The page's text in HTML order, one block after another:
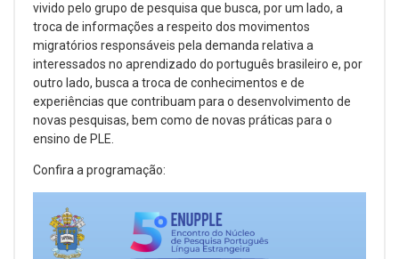
vivido pelo grupo de pesquisa que busca, por um lado, a
troca de informações a respeito dos movimentos
migratórios responsáveis pela demanda relativa a
interessados no aprendizado do português brasileiro e, por
outro lado, busca a troca de conhecimentos e de
experiências que contribuam para o desenvolvimento de
novas pesquisas, bem como de novas práticas para o
ensino de PLE.
Confira a programação: